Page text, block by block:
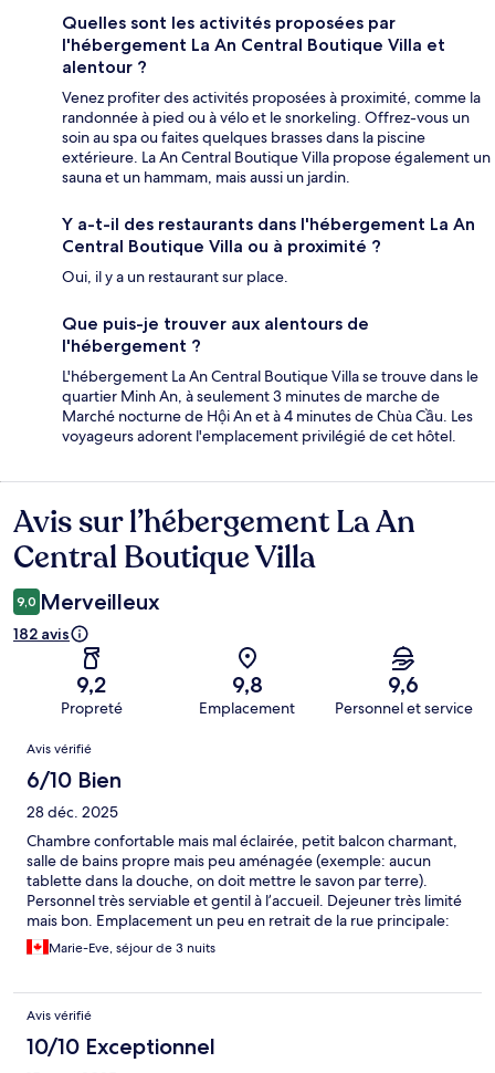
Quelles sont les activités proposées par
l'hébergement La An Central Boutique Villa et
alentour ?
Venez profiter des activités proposées à proximité, comme la
randonnée à pied ou à vélo et le snorkeling. Offrez-vous un
soin au spa ou faites quelques brasses dans la piscine
extérieure. La An Central Boutique Villa propose également un
sauna et un hammam, mais aussi un jardin.
Y a-t-il des restaurants dans l'hébergement La An
Central Boutique Villa ou à proximité ?
Oui, il y a un restaurant sur place.
Que puis-je trouver aux alentours de
l'hébergement ?
L'hébergement La An Central Boutique Villa se trouve dans le
quartier Minh An, à seulement 3 minutes de marche de
Marché nocturne de Hội An et à 4 minutes de Chùa Cầu. Les
voyageurs adorent l'emplacement privilégié de cet hôtel.
Avis
Avis sur l’hébergement La An
Central Boutique Villa
9,0 Merveilleux
182 avis
9,2
Propreté
9,8
Emplacement
9,6
Personnel et service
Avis
Avis vérifié
6/10 Bien
28 déc. 2025
Chambre confortable mais mal éclairée, petit balcon charmant,
salle de bains propre mais peu aménagée (exemple: aucun
tablette dans la douche, on doit mettre le savon par terre).
Personnel très serviable et gentil à l’accueil. Dejeuner très limité
mais bon. Emplacement un peu en retrait de la rue principale:
tranquille. C’est un petit hôtel familial sympathique.
Marie-Eve, séjour de 3 nuits
Avis vérifié
10/10 Exceptionnel